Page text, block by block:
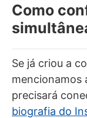
Como
Se já criou a
mencionamos
precisará
biografia do